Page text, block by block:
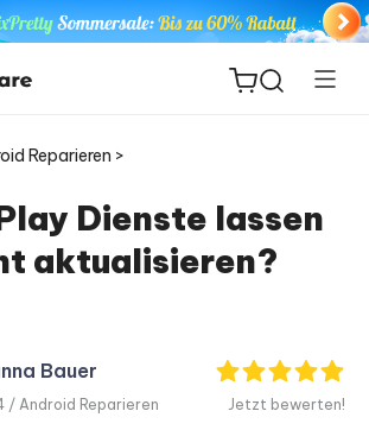
Neu
Reparieren >
Dienste lassen
aktualisieren?
Bauer
/Android Reparieren Jetzt bewerten!